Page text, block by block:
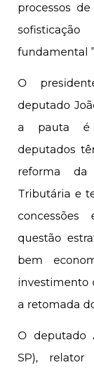
processos
fundamental
O
deputado
a pauta é
deputados
reforma da
Tributária e
questão
bem
investimento
a retomada
O deputado
SP),